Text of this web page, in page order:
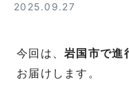
2025.09.27
今回は、岩国市で進
お届けします。